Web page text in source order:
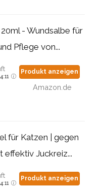
- Wundsalbe für
Pflege von...
Produkt anzeigen
Amazon.de
für Katzen | gegen
effektiv Juckreiz...
Produkt anzeigen